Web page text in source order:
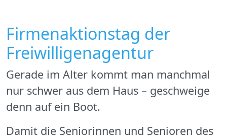
Firmenaktionstag der
Freiwilligenagentur
Gerade im Alter kommt man manchmal
nur schwer aus dem Haus – geschweige
denn auf ein Boot.
Damit die Seniorinnen und Senioren des